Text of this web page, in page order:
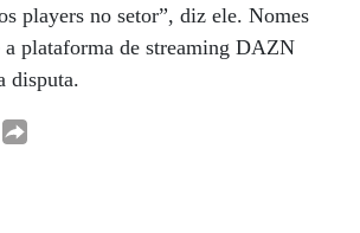
players no setor”, diz ele. Nomes
a plataforma de streaming DAZN
disputa.